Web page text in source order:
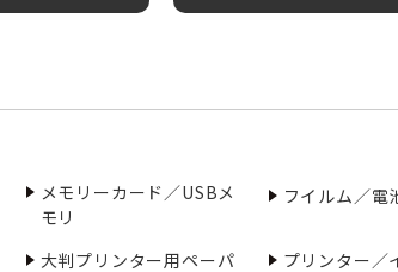
メモリーカード／USBメ
モリ
フイルム／電
大判プリンター用ペーパ
プリンター／